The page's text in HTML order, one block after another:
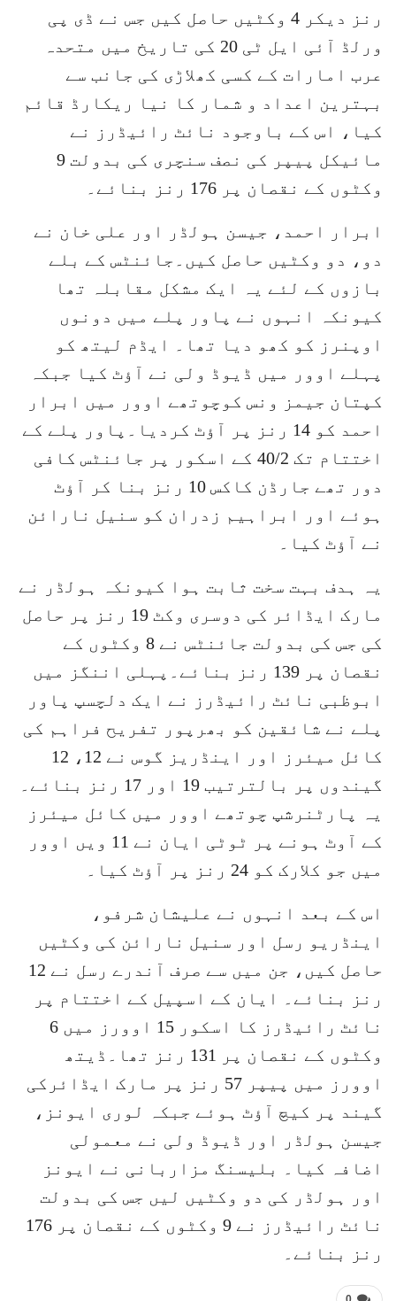
رنز دیکر 4 وکٹیں حاصل کیں جس نے ڈی پی
ورلڈ آئی ایل ٹی 20 کی تاریخ میں متحدہ
عرب امارات کے کسی کھلاڑی کی جانب سے
بہترین اعداد و شمار کا نیا ریکارڈ قائم
کیا، اس کے باوجود نائٹ رائیڈرز نے
مائیکل پیپر کی نصف سنچری کی بدولت 9
وکٹوں کے نقصان پر 176 رنز بنائے۔
ابرار احمد، جیسن ہولڈر اور علی خان نے
دو، دو وکٹیں حاصل کیں۔جائنٹس کے بلے
بازوں کے لئے یہ ایک مشکل مقابلہ تھا
کیونکہ انہوں نے پاور پلے میں دونوں
اوپنرز کو کھو دیا تھا۔ ایڈم لیتھ کو
پہلے اوور میں ڈیوڈ ولی نے آؤٹ کیا جبکہ
کپتان جیمز ونس کوچوتھے اوور میں ابرار
احمد کو 14 رنز پر آؤٹ کردیا۔پاور پلے کے
اختتام تک 40/2 کے اسکور پر جائنٹس کافی
دور تھے جارڈن کاکس 10 رنز بنا کر آؤٹ
ہوئے اور ابراہیم زدران کو سنیل نارائن
نے آؤٹ کیا۔
یہ ہدف بہت سخت ثابت ہوا کیونکہ ہولڈر نے
مارک ایڈائر کی دوسری وکٹ 19 رنز پر حاصل
کی جس کی بدولت جائنٹس نے 8 وکٹوں کے
نقصان پر 139 رنز بنائے۔پہلی اننگز میں
ابوظبی نائٹ رائیڈرز نے ایک دلچسپ پاور
پلے نے شائقین کو بھرپور تفریح فراہم کی
کائل میئرز اور اینڈریز گوس نے 12، 12
گیندوں پر بالترتیب 19 اور 17 رنز بنائے۔
یہ پارٹنرشپ چوتھے اوور میں کائل میئرز
کے آوٹ ہونے پر ٹوٹی ایان نے 11 ویں اوور
میں جو کلارک کو 24 رنز پر آؤٹ کیا۔
اس کے بعد انہوں نے علیشان شرفو،
اینڈریو رسل اور سنیل نارائن کی وکٹیں
حاصل کیں، جن میں سے صرف آندرے رسل نے 12
رنز بنائے۔ ایان کے اسپیل کے اختتام پر
نائٹ رائیڈرز کا اسکور 15 اوورز میں 6
وکٹوں کے نقصان پر 131 رنز تھا۔ڈیتھ
اوورز میں پیپر 57 رنز پر مارک ایڈائرکی
گیند پر کیچ آؤٹ ہوئے جبکہ لوری ایونز،
جیسن ہولڈر اور ڈیوڈ ولی نے معمولی
اضافہ کیا۔ بلیسنگ مزاربانی نے ایونز
اور ہولڈر کی دو وکٹیں لیں جس کی بدولت
نائٹ رائیڈرز نے 9 وکٹوں کے نقصان پر 176
رنز بنائے۔